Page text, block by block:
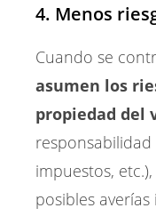
4. Menos
Cuando se
asumen los
propiedad del
impuestos,
posibles